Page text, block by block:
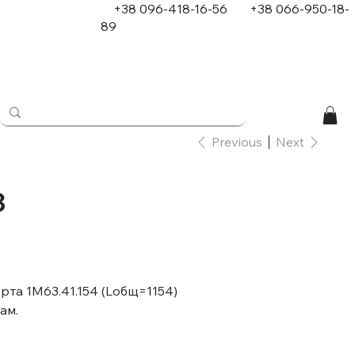
+38 096-418-16-56 +38 066-950-18-
89
Previous Next
1М63.41.154 (Lобщ=1154)